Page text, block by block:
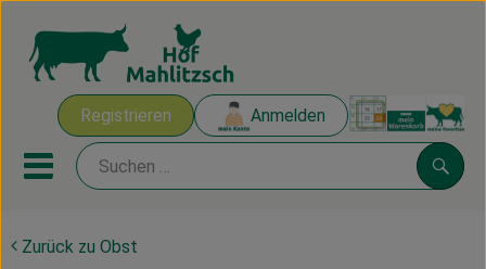
Registrieren Anmelden
Mobiles Menu öffnen oder
Ökokisten
Zurück zu Obst